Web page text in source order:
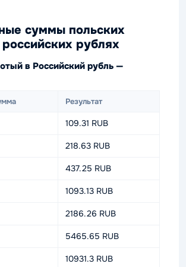
суммы польских
рублях
в Российский рубль —
Результат
109.31 RUB
218.63 RUB
437.25 RUB
1093.13 RUB
2186.26 RUB
5465.65 RUB
10931.3 RUB